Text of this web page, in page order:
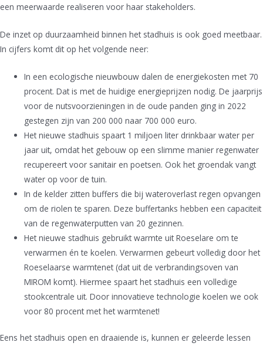
een meerwaarde realiseren voor haar stakeholders.
De inzet op duurzaamheid binnen het stadhuis is ook goed meetbaar.
In cijfers komt dit op het volgende neer:
In een ecologische nieuwbouw dalen de energiekosten met 70
procent. Dat is met de huidige energieprijzen nodig. De jaarprijs
voor de nutsvoorzieningen in de oude panden ging in 2022
gestegen zijn van 200 000 naar 700 000 euro.
Het nieuwe stadhuis spaart 1 miljoen liter drinkbaar water per
jaar uit, omdat het gebouw op een slimme manier regenwater
recupereert voor sanitair en poetsen. Ook het groendak vangt
water op voor de tuin.
In de kelder zitten buffers die bij wateroverlast regen opvangen
om de riolen te sparen. Deze buffertanks hebben een capaciteit
van de regenwaterputten van 20 gezinnen.
Het nieuwe stadhuis gebruikt warmte uit Roeselare om te
verwarmen én te koelen. Verwarmen gebeurt volledig door het
Roeselaarse warmtenet (dat uit de verbrandingsoven van
MIROM komt). Hiermee spaart het stadhuis een volledige
stookcentrale uit. Door innovatieve technologie koelen we ook
voor 80 procent met het warmtenet!
Eens het stadhuis open en draaiende is, kunnen er geleerde lessen